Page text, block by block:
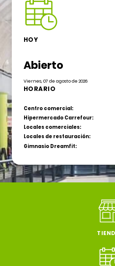
HOY
Abierto
Viernes, 07 de agosto de 2026
HORARIO
Centro comercial:
Hipermercado Carrefour:
Locales comerciales:
Locales de restauración:
Gimnasio Dreamfit: